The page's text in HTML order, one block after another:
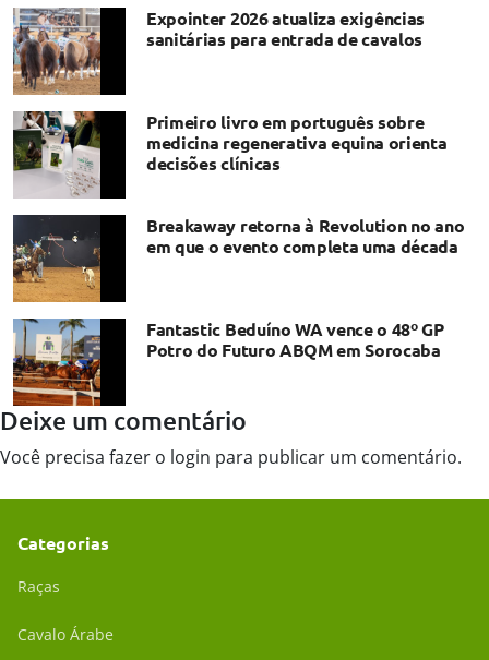
Expointer 2026 atualiza exigências
sanitárias para entrada de cavalos
Primeiro livro em português sobre
medicina regenerativa equina orienta
decisões clínicas
Breakaway retorna à Revolution no ano
em que o evento completa uma década
Fantastic Beduíno WA vence o 48º GP
Potro do Futuro ABQM em Sorocaba
Deixe um comentário
Você precisa fazer o login para publicar um comentário.
Categorias
Raças
Cavalo Árabe